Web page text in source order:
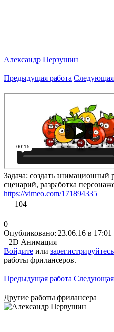
Александр Первушин
Предыдущая работа Следующая
Задача: создать
сценарий, разработка
https://vimeo.com/171894335
104
0
Опубликовано: 23.06.16 в 17:01
2D Анимация
Войдите или зарегистрируйтесь
работы фрилансеров.
Предыдущая работа Следующая
Другие работы фрилансера